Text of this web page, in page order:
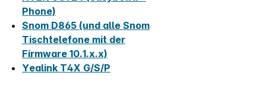
Phone)
Snom D865 (und alle Snom
Tischtelefone mit der
Firmware 10.1.x.x)
Yealink T4X G/S/P